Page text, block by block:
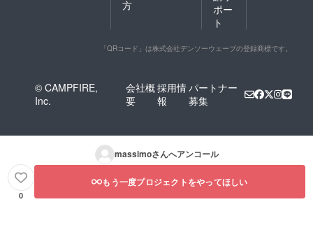
方
ポー
ト
「QRコード」は株式会社デンソーウェーブの登録商標です。
© CAMPFIRE,
Inc.
会社概
要
採用情
報
パートナー
募集
massimoさんへアンコール
0
もう一度プロジェクトをやってほしい